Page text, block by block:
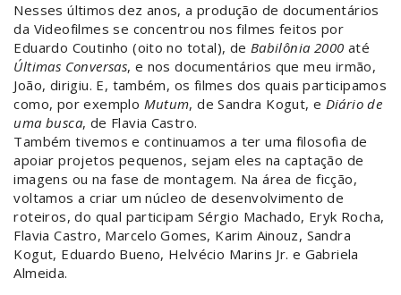
Nesses últimos dez anos, a produção de documentários
da Videofilmes se concentrou nos filmes feitos por
Eduardo Coutinho (oito no total), de Babilônia 2000 até
Últimas Conversas, e nos documentários que meu irmão,
João, dirigiu. E, também, os filmes dos quais participamos
como, por exemplo Mutum, de Sandra Kogut, e Diário de
uma busca, de Flavia Castro.
Também tivemos e continuamos a ter uma filosofia de
apoiar projetos pequenos, sejam eles na captação de
imagens ou na fase de montagem. Na área de ficção,
voltamos a criar um núcleo de desenvolvimento de
roteiros, do qual participam Sérgio Machado, Eryk Rocha,
Flavia Castro, Marcelo Gomes, Karim Ainouz, Sandra
Kogut, Eduardo Bueno, Helvécio Marins Jr. e Gabriela
Almeida.